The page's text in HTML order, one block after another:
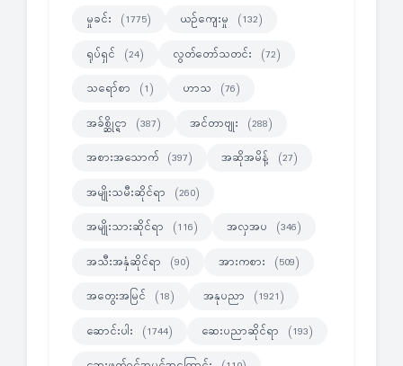
မှုခင်း (1775) ယဉ်ကျေးမှု (132)
ရုပ်ရှင် (24) လွတ်တော်သတင်း (72)
သရော်စာ (1) ဟာသ (76)
အခ်စ္ဆိုင္ရာ (387) အင်တာဗျုး (288)
အစားအသောက် (397) အဆိုအမိန့် (27)
အမျိုးသမီးဆိုင်ရာ (260)
အမျိုးသားဆိုင်ရာ (116) အလှအပ (346)
အသီးအနှံဆိုင်ရာ (90) အားကစား (509)
အတွေးအမြင် (18) အနုပညာ (1921)
ဆောင်းပါး (1744) ဆေးပညာဆိုင်ရာ (193)